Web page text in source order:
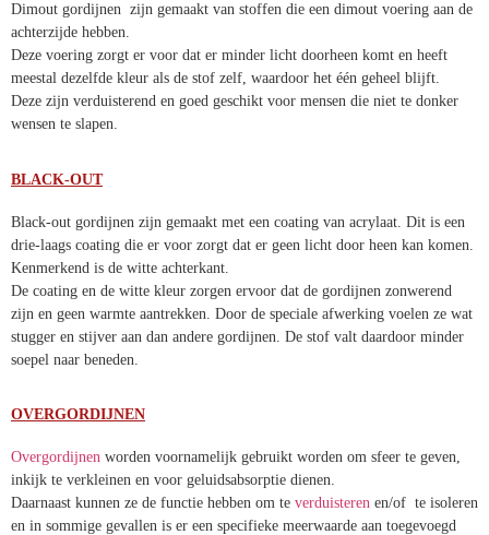
Dimout gordijnen zijn gemaakt van stoffen die een dimout voering aan de
achterzijde hebben.
Deze voering zorgt er voor dat er minder licht doorheen komt en heeft
meestal dezelfde kleur als de stof zelf, waardoor het één geheel blijft.
Deze zijn verduisterend en goed geschikt voor mensen die niet te donker
wensen te slapen.
BLACK-OUT
Black-out gordijnen zijn gemaakt met een coating van acrylaat. Dit is een
drie-laags coating die er voor zorgt dat er geen licht door heen kan komen.
Kenmerkend is de witte achterkant.
De coating en de witte kleur zorgen ervoor dat de gordijnen zonwerend
zijn en geen warmte aantrekken. Door de speciale afwerking voelen ze wat
stugger en stijver aan dan andere gordijnen. De stof valt daardoor minder
soepel naar beneden.
OVERGORDIJNEN
Overgordijnen worden voornamelijk gebruikt worden om sfeer te geven,
inkijk te verkleinen en voor geluidsabsorptie dienen.
Daarnaast kunnen ze de functie hebben om te verduisteren en/of te isoleren
en in sommige gevallen is er een specifieke meerwaarde aan toegevoegd